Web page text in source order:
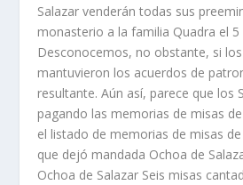
Salazar venderán todas sus
monasterio a la familia Quadra el
Desconocemos, no obstante, si
mantuvieron los acuerdos de
resultante. Aún así, parece que los
pagando las memorias de misas
el listado de memorias de misas
que dejó mandada Ochoa de
Ochoa de Salazar Seis misas